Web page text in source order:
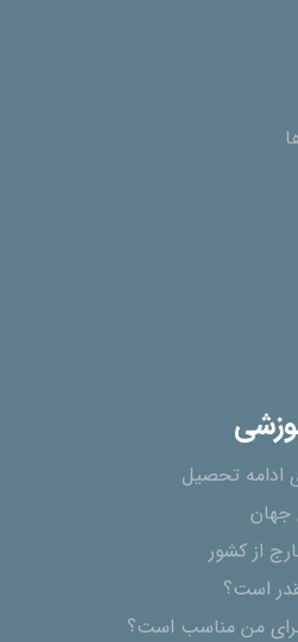
ادامه تحصیل
جهان
از کشور
است؟
برای من مناسب است؟